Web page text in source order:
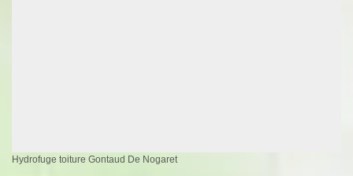
Hydrofuge toiture Gontaud De Nogaret